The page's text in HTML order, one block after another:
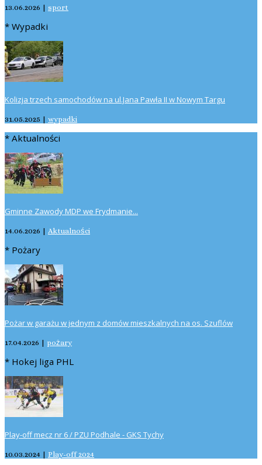
13.06.2026 | sport
* Wypadki
Kolizja trzech samochodów na ul.Jana Pawła II w Nowym Targu
31.05.2025 | wypadki
* Aktualności
Gminne Zawody MDP we Frydmanie...
14.06.2026 | Aktualności
* Pożary
Pożar w garażu w jednym z domów mieszkalnych na os. Szuflów
17.04.2026 | pożary
* Hokej liga PHL
Play-off mecz nr 6 / PZU Podhale - GKS Tychy
10.03.2024 | Play-off 2024